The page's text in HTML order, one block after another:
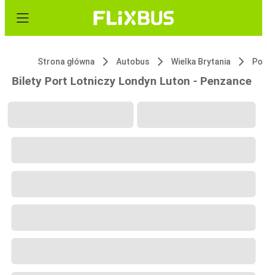
Strona główna Autobus Wielka Brytania
Bilety Port Lotniczy Londyn Luton - Penzance